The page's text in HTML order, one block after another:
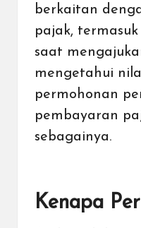
berkaitan
pajak,
saat
mengetahui
permohonan
pembayaran
sebagainya.
Kenapa